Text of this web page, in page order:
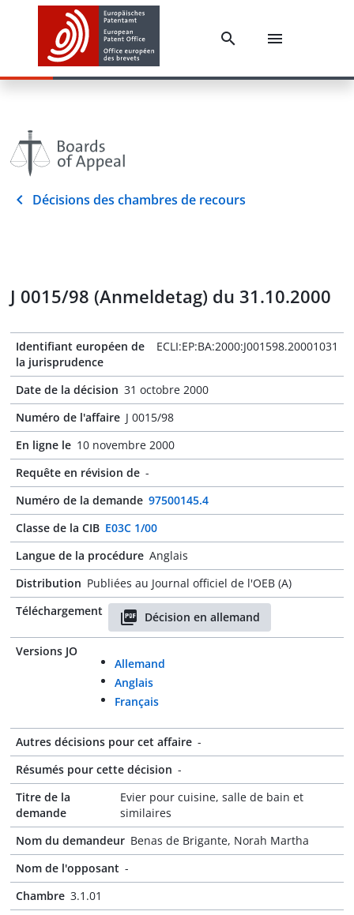
Décisions des chambres de recours
J 0015/98 (Anmeldetag) du 31.10.2000
Identifiant européen de
la jurisprudence
ECLI:EP:BA:2000:J001598.20001031
Date de la décision 31 octobre 2000
Numéro de l'affaire J 0015/98
En ligne le 10 novembre 2000
Requête en révision de -
Numéro de la demande 97500145.4
Classe de la CIB E03C 1/00
Langue de la procédure Anglais
Distribution Publiées au Journal officiel de l'OEB (A)
Téléchargement
Décision en allemand
Versions JO
Allemand
Anglais
Français
Autres décisions pour cet affaire -
Résumés pour cette décision -
Titre de la
demande
Evier pour cuisine, salle de bain et
similaires
Nom du demandeur Benas de Brigante, Norah Martha
Nom de l'opposant -
Chambre 3.1.01